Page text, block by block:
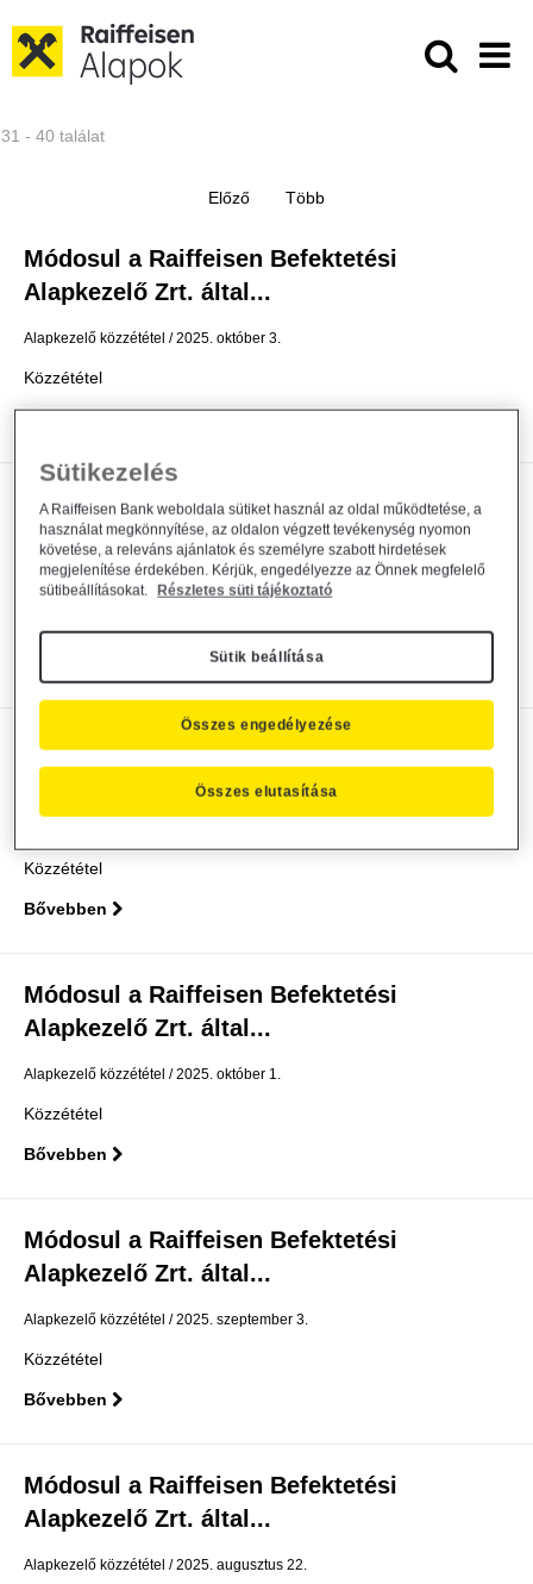
Közzétételek - Raiffeisen
31 - 40 találat
Módosul a Raiffeisen Befektetési
Alapkezelő Zrt. által...
Alapkezelő közzététel 2025. október 3.
Közzététel
Módosul a Raiffeisen Befektetési
Alapkezelő Zrt. által...
Alapkezelő közzététel 2025. október 2.
Tájékoztatás a Raiffeisen Befektetési
Alapkezelő Zrt....
Közzététel
Bővebben
Módosul a Raiffeisen Befektetési
Alapkezelő Zrt. által...
Alapkezelő közzététel 2025. október 1.
Közzététel
Bővebben
Módosul a Raiffeisen Befektetési
Alapkezelő Zrt. által...
Alapkezelő közzététel 2025. szeptember 3.
Közzététel
Bővebben
Módosul a Raiffeisen Befektetési
Alapkezelő Zrt. által...
Alapkezelő közzététel 2025. augusztus 22.
Sütikezelés
A Raiffeisen Bank weboldala sütiket használ az oldal működtetése, a
használat megkönnyítése, az oldalon végzett tevékenység nyomon
követése, a releváns ajánlatok és személyre szabott hirdetések
megjelenítése érdekében. Kérjük, engedélyezze az Önnek megfelelő
sütibeállításokat.
Részletes süti tájékoztató
Sütik beállítása
Összes elutasítása
Összes engedélyezése